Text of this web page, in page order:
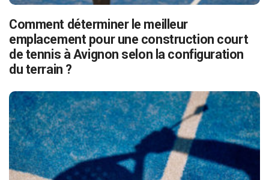
Comment déterminer le meilleur
emplacement pour une construction court
de tennis à Avignon selon la configuration
du terrain ?